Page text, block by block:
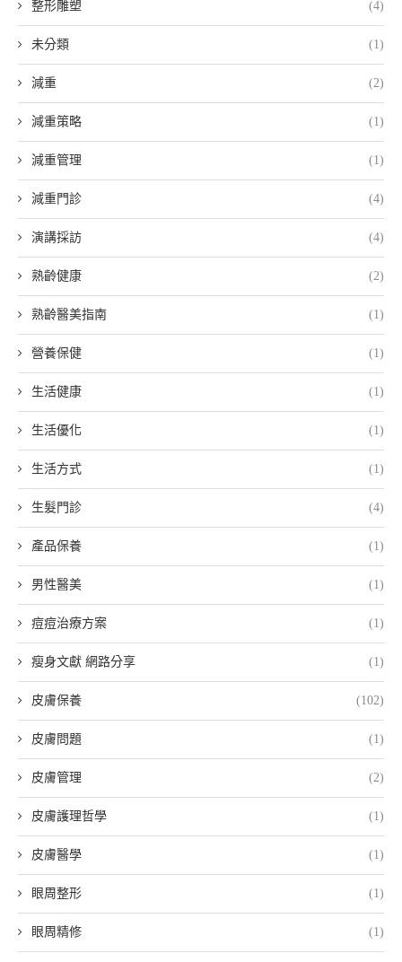
整形雕塑 (4)
未分類 (1)
減重 (2)
減重策略 (1)
減重管理 (1)
減重門診 (4)
演講採訪 (4)
熟齡健康 (2)
熟齡醫美指南 (1)
營養保健 (1)
生活健康 (1)
生活優化 (1)
生活方式 (1)
生髮門診 (4)
產品保養 (1)
男性醫美 (1)
痘痘治療方案 (1)
瘦身文獻 網路分享 (1)
皮膚保養 (102)
皮膚問題 (1)
皮膚管理 (2)
皮膚護理哲學 (1)
皮膚醫學 (1)
眼周整形 (1)
眼周精修 (1)